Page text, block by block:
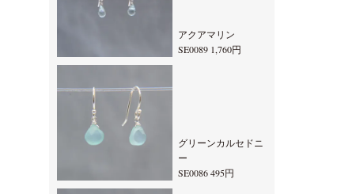
アクアマリン
SE0089 1,760円
グリーンカルセドニ
ー
SE0086 495円